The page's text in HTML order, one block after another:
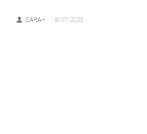
SARAH 18/07/2023